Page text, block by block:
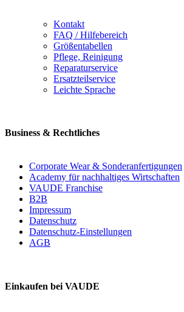
Kontakt
FAQ / Hilfebereich
Größentabellen
Pflege, Reinigung
Reparaturservice
Ersatzteilservice
Leichte Sprache
Business & Rechtliches
Corporate Wear & Sonderanfertigungen
Academy für nachhaltiges Wirtschaften
VAUDE Franchise
B2B
Impressum
Datenschutz
Datenschutz-Einstellungen
AGB
Einkaufen bei VAUDE